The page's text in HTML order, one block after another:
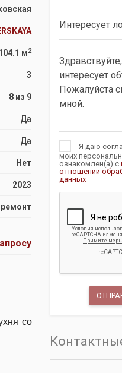
м2
3
8 из 9
Да
Да
Нет
2023
со
Я даю
моих
ознакомлен(а) с
отношении
данных